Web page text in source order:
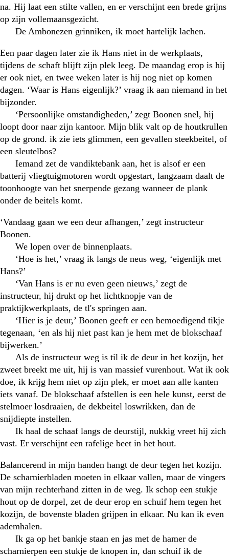
na. Hij laat een stilte vallen, en er verschijnt een brede grijns
op zijn vollemaansgezicht.
De Ambonezen grinniken, ik moet hartelijk lachen.
Een paar dagen later zie ik Hans niet in de werkplaats,
tijdens de schaft blijft zijn plek leeg. De maandag erop is hij
er ook niet, en twee weken later is hij nog niet op komen
dagen. ‘Waar is Hans eigenlijk?’ vraag ik aan niemand in het
bijzonder.
‘Persoonlijke omstandigheden,’ zegt Boonen snel, hij
loopt door naar zijn kantoor. Mijn blik valt op de houtkrullen
op de grond. ik zie iets glimmen, een gevallen steekbeitel, of
een sleutelbos?
Iemand zet de vandiktebank aan, het is alsof er een
batterij vliegtuigmotoren wordt opgestart, langzaam daalt de
toonhoogte van het snerpende gezang wanneer de plank
onder de beitels komt.
‘Vandaag gaan we een deur afhangen,’ zegt instructeur
Boonen.
We lopen over de binnenplaats.
‘Hoe is het,’ vraag ik langs de neus weg, ‘eigenlijk met
Hans?’
‘Van Hans is er nu even geen nieuws,’ zegt de
instructeur, hij drukt op het lichtknopje van de
praktijkwerkplaats, de tl's springen aan.
‘Hier is je deur,’ Boonen geeft er een bemoedigend tikje
tegenaan, ‘en als hij niet past kan je hem met de blokschaaf
bijwerken.’
Als de instructeur weg is til ik de deur in het kozijn, het
zweet breekt me uit, hij is van massief vurenhout. Wat ik ook
doe, ik krijg hem niet op zijn plek, er moet aan alle kanten
iets vanaf. De blokschaaf afstellen is een hele kunst, eerst de
stelmoer losdraaien, de dekbeitel loswrikken, dan de
snijdiepte instellen.
Ik haal de schaaf langs de deurstijl, nukkig vreet hij zich
vast. Er verschijnt een rafelige beet in het hout.
Balancerend in mijn handen hangt de deur tegen het kozijn.
De scharnierbladen moeten in elkaar vallen, maar de vingers
van mijn rechterhand zitten in de weg. Ik schop een stukje
hout op de dorpel, zet de deur erop en schuif hem tegen het
kozijn, de bovenste bladen grijpen in elkaar. Nu kan ik even
ademhalen.
Ik ga op het bankje staan en jas met de hamer de
scharnierpen een stukje de knopen in, dan schuif ik de